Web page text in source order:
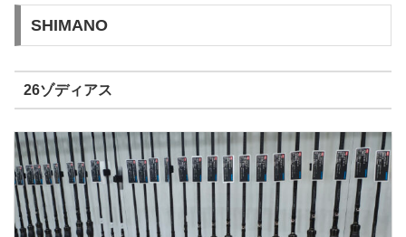
SHIMANO
26ゾディアス